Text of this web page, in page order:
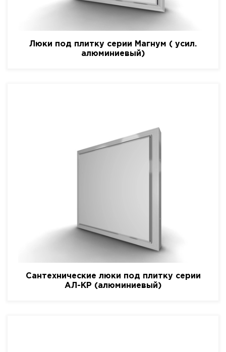
Люки под плитку серии Магнум ( усил.
алюминиевый)
Сантехнические люки под плитку серии
АЛ-КР (алюминиевый)